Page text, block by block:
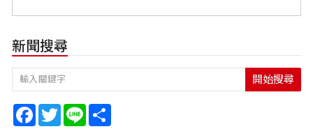
新聞搜尋
開始搜尋
Facebook
TwitterLine